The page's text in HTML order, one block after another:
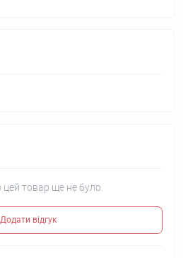
цей товар ще не було.
відгук